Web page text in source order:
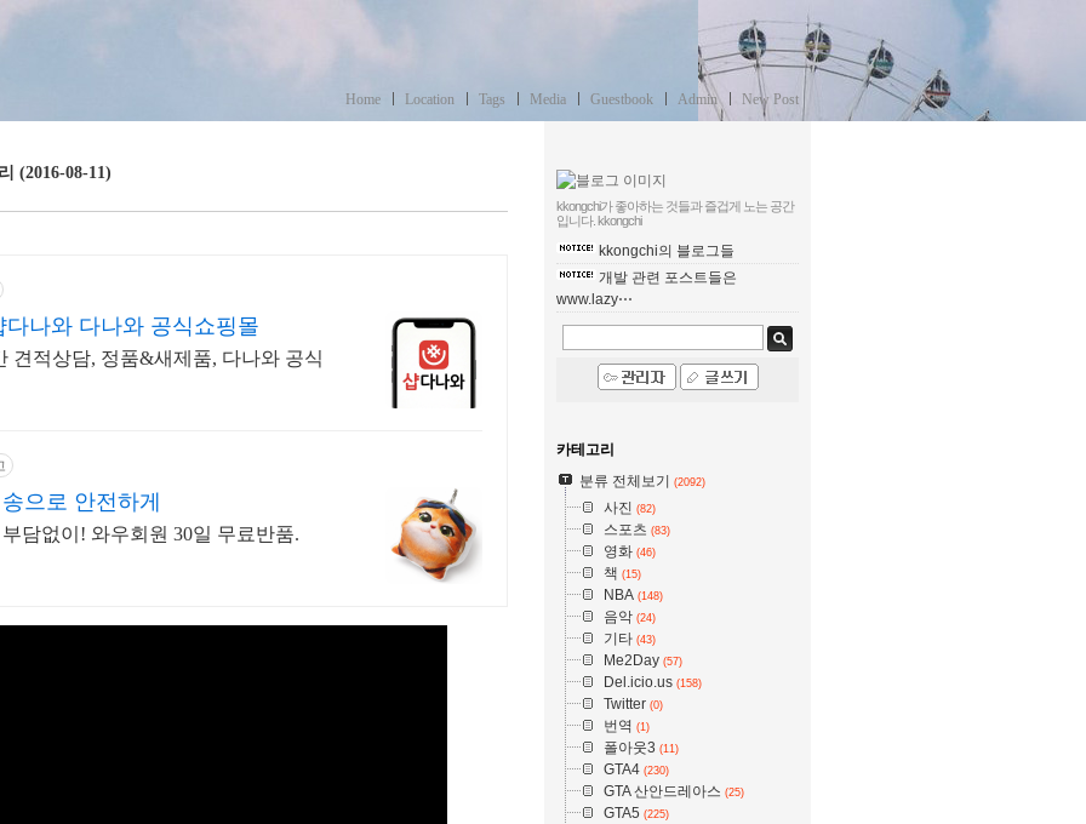
Home Location Tags Media Guestbook Admin New Post
(2016-08-11)
나와 다나와 공식쇼핑몰
견적상담, 정품&새제품, 다나와 공식
으로 안전하게
담없이! 와우회원 30일 무료반품.
kkongchi가 좋아하는 것들과 즐겁게 노는 공간
입니다. kkongchi
kkongchi의 블로그들
개발 관련 포스트들은
www.lazy⋯
카테고리
분류 전체보기 (2092)
사진 (82)
스포츠 (83)
영화 (46)
책 (15)
NBA (148)
음악 (24)
기타 (43)
Me2Day (57)
Del.icio.us (158)
Twitter (0)
번역 (1)
폴아웃3 (11)
GTA4 (230)
GTA 산안드레아스 (25)
GTA5 (225)